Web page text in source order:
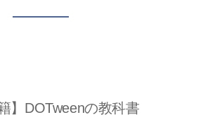
】DOTweenの教科書